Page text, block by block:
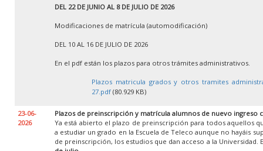
DEL 22 DE JUNIO AL 8 DE JULIO DE 2026
Modificaciones de matrícula (automodificación)
DEL 10 AL 16 DE JULIO DE 2026
En el pdf están los plazos para otros trámites administrativos.
Plazos matricula grados y otros tramites
27.pdf (80.929 KB)
23-06-
2026
Plazos de preinscripción y matrícula alumnos de nuevo ingreso
Ya está abierto el plazo de preinscripción para todos aquellos
a estudiar un grado en la Escuela de Teleco aunque no hayáis
de preinscripción, los estudios que dan acceso a la Universidad.